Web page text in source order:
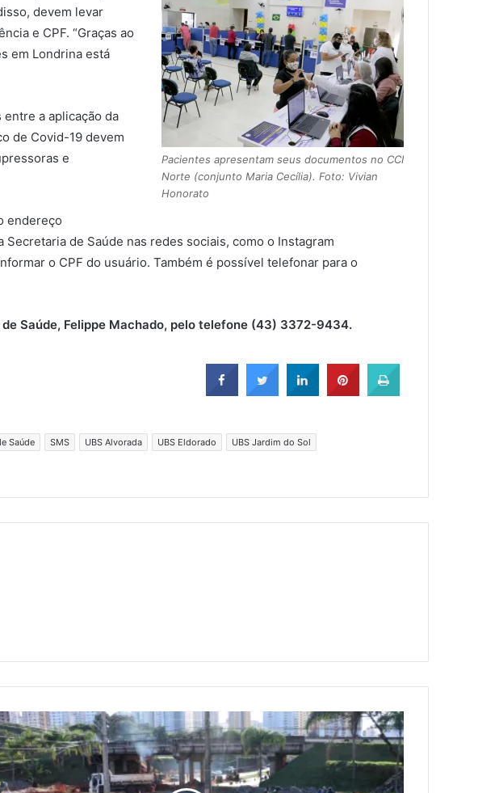
Pacientes apresentam seus documentos no CCI
Norte (conjunto Maria Cecília). Foto: Vivian
Honorato
devem levar
e CPF. “Graças ao
em Londrina está
a aplicação da
de Covid-19 devem
e
endereço
de Saúde nas redes sociais, como o Instagram
o CPF do usuário. Também é possível telefonar para o
Saúde, Felippe Machado, pelo telefone (43) 3372-9434.
Saúde SMS UBS Alvorada UBS Eldorado
UBS Jardim do Sol